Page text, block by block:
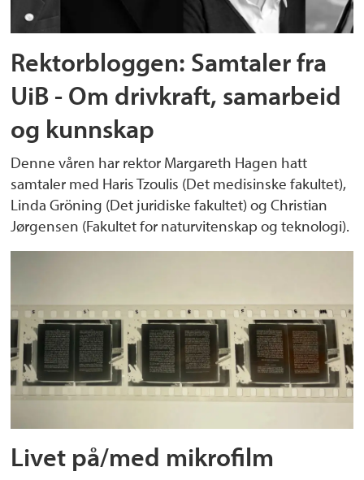
Rektorbloggen: Samtaler fra
UiB - Om drivkraft, samarbeid
og kunnskap
Denne våren har rektor Margareth Hagen hatt
samtaler med Haris Tzoulis (Det medisinske fakultet),
Linda Gröning (Det juridiske fakultet) og Christian
Jørgensen (Fakultet for naturvitenskap og teknologi).
Livet på/med mikrofilm